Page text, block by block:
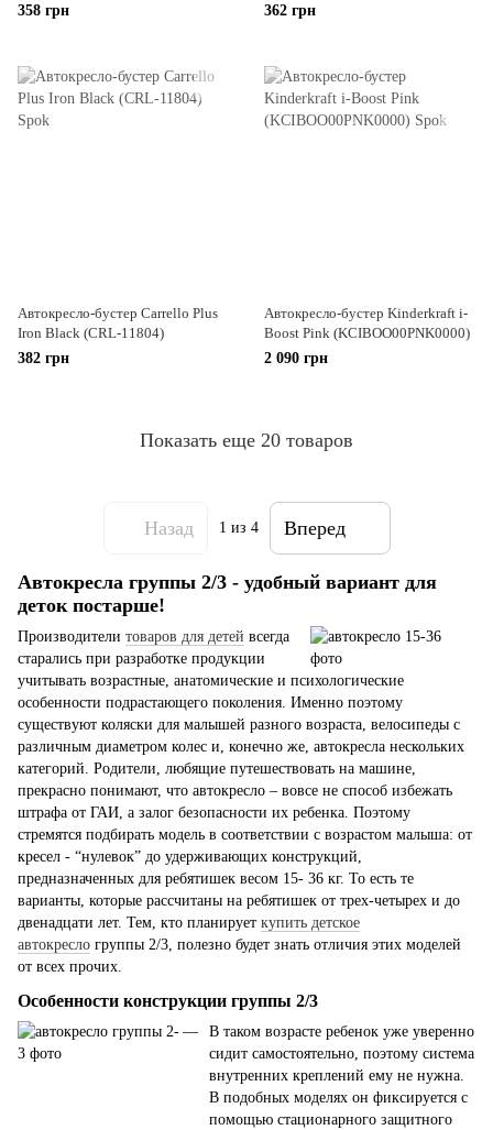
358 грн
362 грн
Автокресло-бустер Carrello Plus
Iron Black (CRL-11804)
382 грн
Автокресло-бустер Kinderkraft i-
Boost Pink (KCIBOO00PNK0000)
2 090 грн
Показать еще 20 товаров
Назад 1 из 4 Вперед
Автокресла группы 2/3 - удобный вариант для
деток постарше!
Производители товаров для детей всегда
старались при разработке продукции
учитывать возрастные, анатомические и психологические
особенности подрастающего поколения. Именно поэтому
существуют коляски для малышей разного возраста, велосипеды с
различным диаметром колес и, конечно же, автокресла нескольких
категорий. Родители, любящие путешествовать на машине,
прекрасно понимают, что автокресло – вовсе не способ избежать
штрафа от ГАИ, а залог безопасности их ребенка. Поэтому
стремятся подбирать модель в соответствии с возрастом малыша: от
кресел - “нулевок” до удерживающих конструкций,
предназначенных для ребятишек весом 15- 36 кг. То есть те
варианты, которые рассчитаны на ребятишек от трех-четырех и до
двенадцати лет. Тем, кто планирует купить детское
автокресло группы 2/3, полезно будет знать отличия этих моделей
от всех прочих.
Особенности конструкции группы 2/3
В таком возрасте ребенок уже уверенно
сидит самостоятельно, поэтому система
внутренних креплений ему не нужна.
В подобных моделях он фиксируется с
помощью стационарного защитного